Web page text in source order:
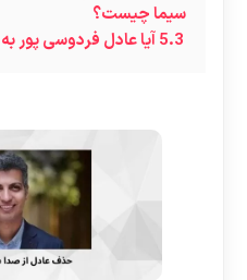
سیما چیست؟
5.3آیا عادل فردوسی پور